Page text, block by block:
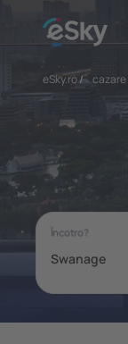
eSky.ro/ cazare